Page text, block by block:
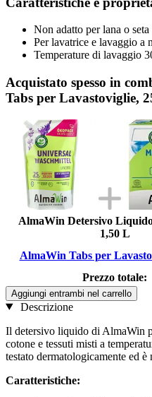
Non adatto per lana o seta
Per lavatrice e lavaggio a
Temperature di lavaggio
Acquistato spesso in
Tabs per Lavastoviglie,
AlmaWin Detersivo
1,50 L
AlmaWin Tabs per
Prezzo totale:
Aggiungi entrambi nel carrello
Descrizione
Il detersivo liquido di AlmaWin
cotone e tessuti misti a
testato dermatologicamente ed
Caratteristiche: